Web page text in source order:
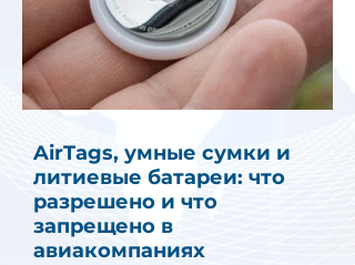
AirTags, умные сумки и
литиевые батареи: что
разрешено и что
запрещено в
авиакомпаниях